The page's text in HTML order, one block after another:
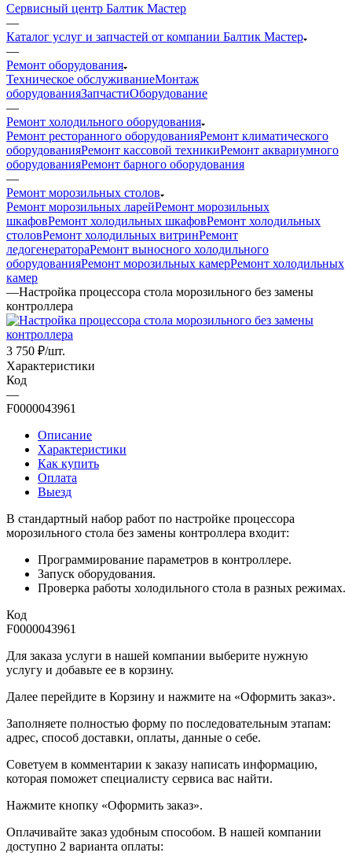
Сервисный центр Балтик Мастер
—
Каталог услуг и запчастей от компании Балтик Мастер
—
Ремонт оборудования
Техническое обслуживаниеМонтаж
оборудованияЗапчастиОборудование
—
Ремонт холодильного оборудования
Ремонт ресторанного оборудованияРемонт климатического
оборудованияРемонт кассовой техникиРемонт аквариумного
оборудованияРемонт барного оборудования
—
Ремонт морозильных столов
Ремонт морозильных ларейРемонт морозильных
шкафовРемонт холодильных шкафовРемонт холодильных
столовРемонт холодильных витринРемонт
ледогенератораРемонт выносного холодильного
оборудованияРемонт морозильных камерРемонт холодильных
камер
—Настройка процессора стола морозильного без замены
контроллера
3 750 ₽/шт.
Характеристики
Код
—
F0000043961
Описание
Характеристики
Как купить
Оплата
Выезд
В стандартный набор работ по настройке процессора
морозильного стола без замены контроллера входит:
Программирование параметров в контроллере.
Запуск оборудования.
Проверка работы холодильного стола в разных режимах.
Код
F0000043961
Для заказа услуги в нашей компании выберите нужную
услугу и добавьте ее в корзину.
Далее перейдите в Корзину и нажмите на «Оформить заказ».
​​​​​​​Заполняете полностью форму по последовательным этапам:
адрес, способ доставки, оплаты, данные о себе.
​​​​​​​Советуем в комментарии к заказу написать информацию,
которая поможет специалисту сервиса вас найти.
​​​​​​​Нажмите кнопку «Оформить заказ».
Оплачивайте заказ удобным способом. В нашей компании
доступно 2 варианта оплаты: